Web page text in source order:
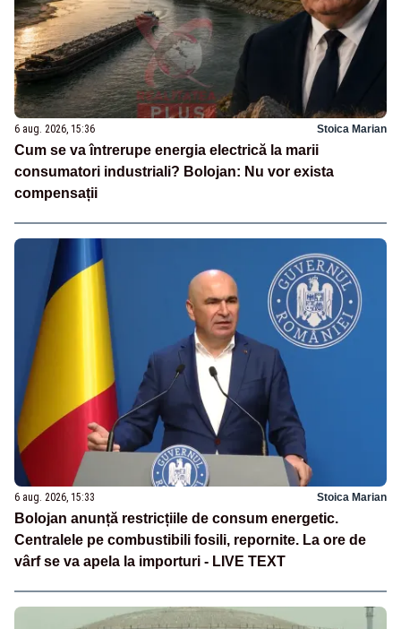
6 aug. 2026, 15:36 Stoica Marian
Cum se va întrerupe energia electrică la marii
consumatori industriali? Bolojan: Nu vor exista
compensații
6 aug. 2026, 15:33 Stoica Marian
Bolojan anunță restricțiile de consum energetic.
Centralele pe combustibili fosili, repornite. La ore de
vârf se va apela la importuri - LIVE TEXT